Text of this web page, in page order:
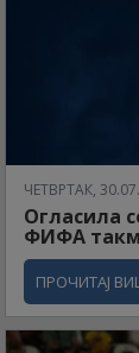
ЧЕТВРТАК,
Огласила
ФИФА
ПРОЧИТАЈ